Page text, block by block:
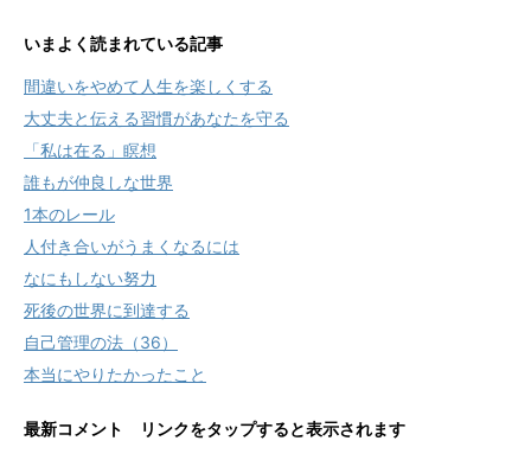
いまよく読まれている記事
間違いをやめて人生を楽しくする
大丈夫と伝える習慣があなたを守る
「私は在る」瞑想
誰もが仲良しな世界
1本のレール
人付き合いがうまくなるには
なにもしない努力
死後の世界に到達する
自己管理の法（36）
本当にやりたかったこと
最新コメント リンクをタップすると表示されます